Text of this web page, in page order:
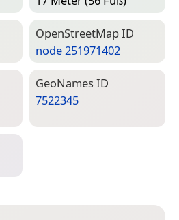
Open­Street­Map ID
node 251971402
Geo­Names ID
7522345